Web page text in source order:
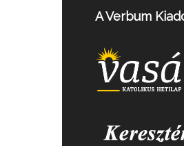
A Verbum